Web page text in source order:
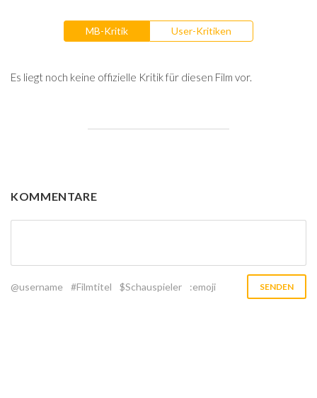
MB-Kritik User-Kritiken
Es liegt noch keine offizielle Kritik für diesen Film vor.
KOMMENTARE
@username #Filmtitel $Schauspieler :emoji